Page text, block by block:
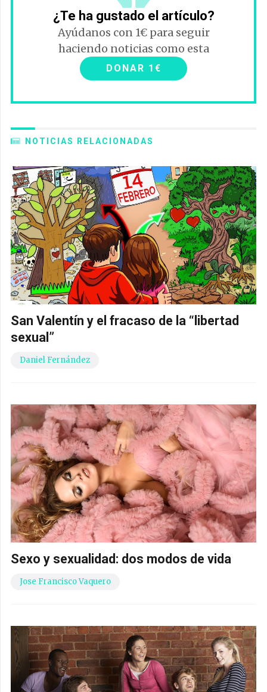
¿Te ha gustado el artículo?
Ayúdanos con 1€ para seguir
haciendo noticias como esta
DONAR 1€
NOTICIAS RELACIONADAS
San Valentín y el fracaso de la “libertad
sexual”
Daniel Fernández
Sexo y sexualidad: dos modos de vida
Jose Francisco Vaquero